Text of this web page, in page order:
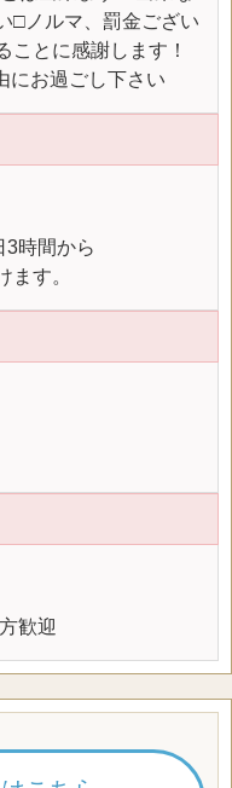
□ノルマ、罰金ござい
とに感謝します！
にお過ごし下さい
3時間から
ます。
歓迎